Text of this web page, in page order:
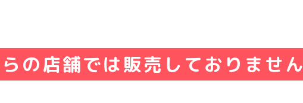
の店舗では販売しておりません